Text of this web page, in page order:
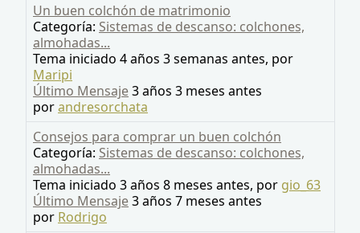
Un buen colchón de matrimonio
Categoría: Sistemas de descanso: colchones,
almohadas...
Tema iniciado 4 años 3 semanas antes, por
Maripi
Último Mensaje3 años 3 meses antes
porandresorchata
Consejos para comprar un buen colchón
Categoría: Sistemas de descanso: colchones,
almohadas...
Tema iniciado 3 años 8 meses antes, por gio_63
Último Mensaje3 años 7 meses antes
por Rodrigo